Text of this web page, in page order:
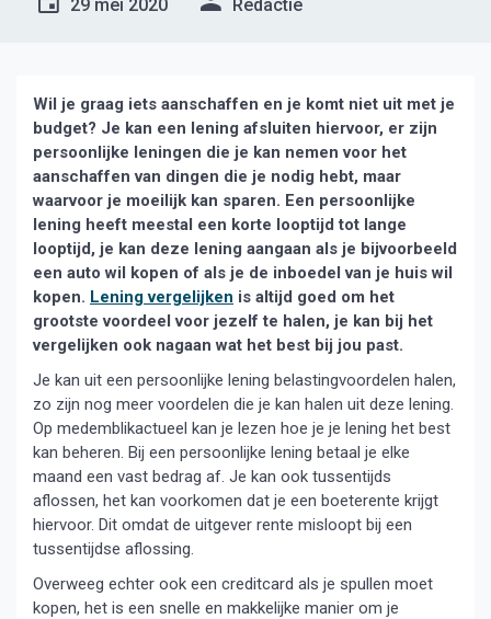
29 mei 2020 Redactie
Wil je graag iets aanschaffen en je komt niet uit met je
budget? Je kan een lening afsluiten hiervoor, er zijn
persoonlijke leningen die je kan nemen voor het
aanschaffen van dingen die je nodig hebt, maar
waarvoor je moeilijk kan sparen. Een persoonlijke
lening heeft meestal een korte looptijd tot lange
looptijd, je kan deze lening aangaan als je bijvoorbeeld
een auto wil kopen of als je de inboedel van je huis wil
kopen. Lening vergelijken is altijd goed om het
grootste voordeel voor jezelf te halen, je kan bij het
vergelijken ook nagaan wat het best bij jou past.
Je kan uit een persoonlijke lening belastingvoordelen halen,
zo zijn nog meer voordelen die je kan halen uit deze lening.
Op medemblikactueel kan je lezen hoe je je lening het best
kan beheren. Bij een persoonlijke lening betaal je elke
maand een vast bedrag af. Je kan ook tussentijds
aflossen, het kan voorkomen dat je een boeterente krijgt
hiervoor. Dit omdat de uitgever rente misloopt bij een
tussentijdse aflossing.
Overweeg echter ook een creditcard als je spullen moet
kopen, het is een snelle en makkelijke manier om je